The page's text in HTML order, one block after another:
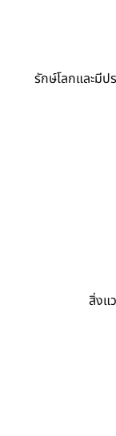
รักษ์โลกและมี
สิ่งแ